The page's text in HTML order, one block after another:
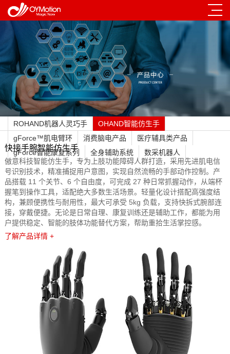
ROHAND机器人灵巧手
OHAND智能仿生手
gForce™肌电臂环
消费脑电产品
医疗辅具类产品
gForce智能康复系列
全身辅助系统 数采机器人
快接手腕智能仿生手
傲意科技智能仿生手，专为上肢功能障碍人群打造，采用先进肌电信
号识别技术，精准捕捉用户意图，实现自然流畅的手部动作控制。产
品搭载 11 个关节、6 个自由度，可完成 27 种日常抓握动作，从端杯
握笔到操作工具，适配绝大多数生活场景。轻量化设计搭配高强度结
构，兼顾便携性与耐用性，最大可承受 5kg 负载，支持快拆式腕部连
接，穿戴便捷。无论是日常自理、康复训练还是辅助工作，都能为用
户提供稳定、智能的肢体功能替代方案，帮助重拾生活掌控感。
了解产品详情 +